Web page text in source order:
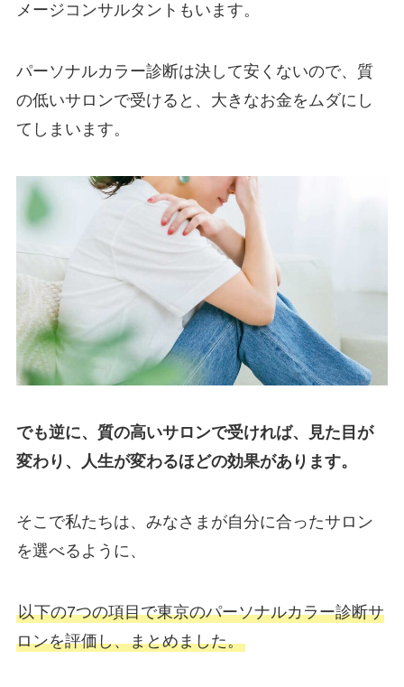
メージコンサルタントもいます。
パーソナルカラー診断は決して安くないので、質
の低いサロンで受けると、大きなお金をムダにし
てしまいます。
でも逆に、質の高いサロンで受ければ、見た目が
変わり、人生が変わるほどの効果があります。
そこで私たちは、みなさまが自分に合ったサロン
を選べるように、
以下の7つの項目で東京のパーソナルカラー診断サ
ロンを評価し、まとめました。